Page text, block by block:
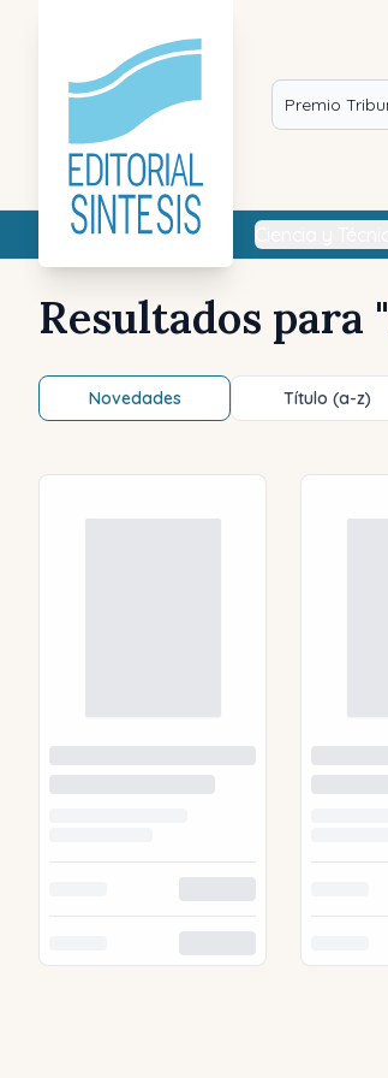
Resultados para "
Novedades Título (a-z)